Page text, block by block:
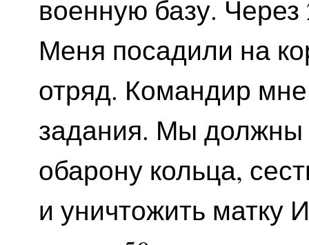
военную базу.
Меня посадили на
отряд. Командир
задания. Мы должны
обарону кольца,
и уничтожить матку